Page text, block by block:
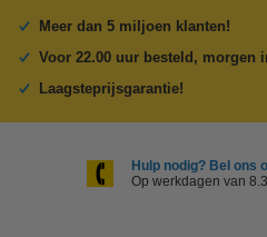
Meer dan 5 miljoen klanten!
Voor 22.00 uur besteld, morgen
Laagsteprijsgarantie!
Hulp nodig? Bel ons
Op werkdagen van